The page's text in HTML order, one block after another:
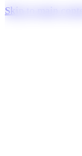
Skip to main